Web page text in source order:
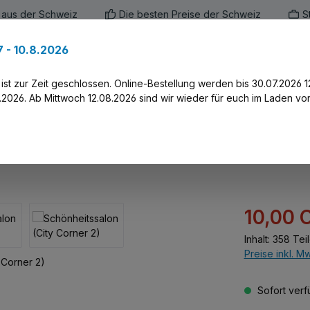
der Schweiz Die besten Preise der Schweiz
2)
Verkaufspreis:
10,00
Inhalt: 358
Preise inkl.
Sofort
- 10.8.2026
zur Zeit geschlossen. Online-Bestellung werden bis 30.07.2026
Ab Mittwoch 12.08.2026 sind wir wieder für euch im Laden vor